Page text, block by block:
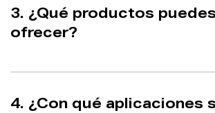
3. ¿Qué productos puedes
ofrecer?
4. ¿Con qué aplicaciones